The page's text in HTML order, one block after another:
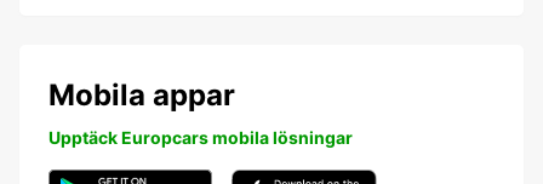
Mobila appar
Upptäck Europcars mobila lösningar